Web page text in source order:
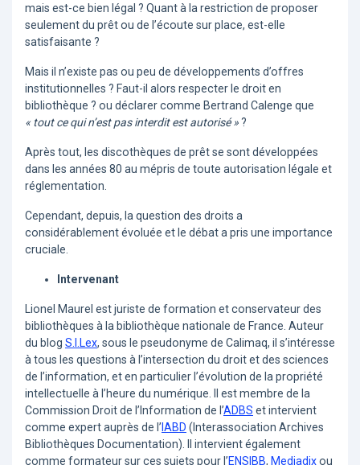
mais est-ce bien légal ? Quant à la restriction de proposer
seulement du prêt ou de l’écoute sur place, est-elle
satisfaisante ?
Mais il n’existe pas ou peu de développements d’offres
institutionnelles ? Faut-il alors respecter le droit en
bibliothèque ? ou déclarer comme Bertrand Calenge que
« tout ce qui n’est pas interdit est autorisé »?
Après tout, les discothèques de prêt se sont développées
dans les années 80 au mépris de toute autorisation légale et
réglementation.
Cependant, depuis, la question des droits a
considérablement évoluée et le débat a pris une importance
cruciale.
Intervenant
Lionel Maurel est juriste de formation et conservateur des
bibliothèques à la bibliothèque nationale de France. Auteur
du blog S.I.Lex, sous le pseudonyme de Calimaq, il s’intéresse
à tous les questions à l’intersection du droit et des sciences
de l’information, et en particulier l’évolution de la propriété
intellectuelle à l’heure du numérique. Il est membre de la
Commission Droit de l’Information de l’ADBS et intervient
comme expert auprès de l’ IABD (Interassociation Archives
Bibliothèques Documentation). Il intervient également
comme formateur sur ces sujets pour l’ENSIBB, Mediadixou